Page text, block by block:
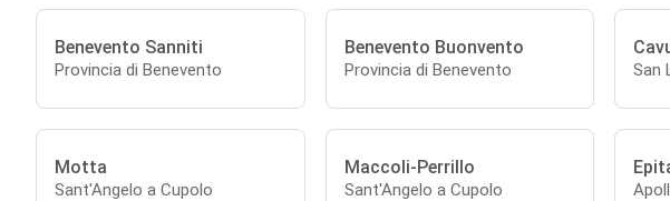
Benevento Sanniti
Provincia di Benevento
Benevento Buonvento
Provincia di Benevento San
Motta
Sant'Angelo a Cupolo
Maccoli-Perrillo
Sant'Angelo a Cupolo